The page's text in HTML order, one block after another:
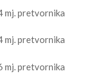
mj. pretvornika
mj. pretvornika
mj. pretvornika